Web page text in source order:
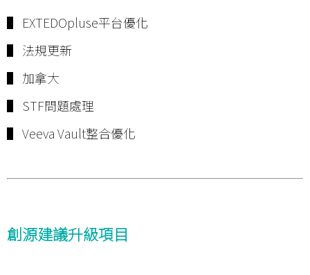
▌ EXTEDOpluse平台優化
▌ 法規更新
▌ 加拿大
▌ STF問題處理
▌ Veeva Vault整合優化
創源建議升級項目